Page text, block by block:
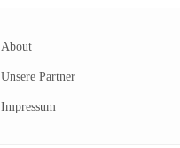
About
Unsere Partner
Impressum